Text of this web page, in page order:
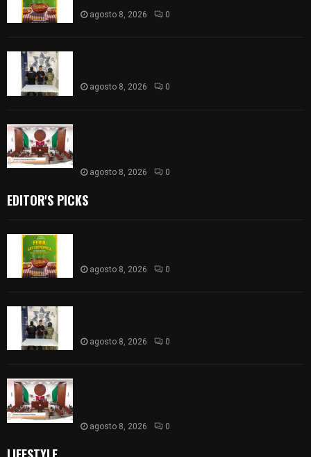
agosto 8, 2026 0
agosto 8, 2026 0
agosto 8, 2026 0
EDITOR'S PICKS
agosto 8, 2026 0
agosto 8, 2026 0
agosto 8, 2026 0